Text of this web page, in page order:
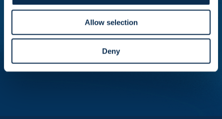
Allow selection
Deny